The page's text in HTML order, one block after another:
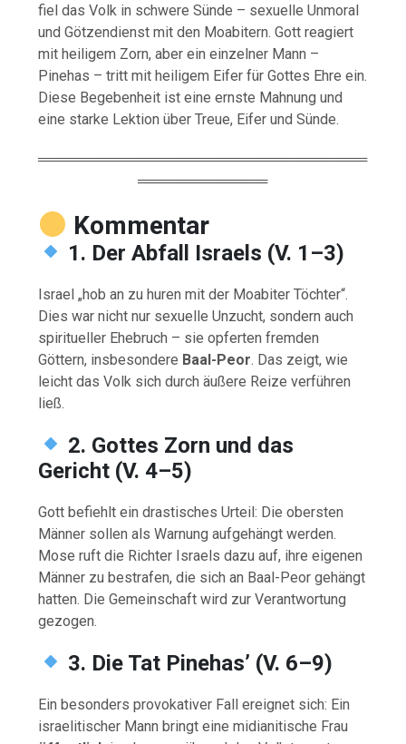
fiel das Volk in schwere Sünde – sexuelle Unmoral
und Götzendienst mit den Moabitern. Gott reagiert
mit heiligem Zorn, aber ein einzelner Mann –
Pinehas – tritt mit heiligem Eifer für Gottes Ehre ein.
Diese Begebenheit ist eine ernste Mahnung und
eine starke Lektion über Treue, Eifer und Sünde.
═════════════════════════════════
═════════════
Kommentar
1. Der Abfall Israels (V. 1–3)
Israel „hob an zu huren mit der Moabiter Töchter“.
Dies war nicht nur sexuelle Unzucht, sondern auch
spiritueller Ehebruch – sie opferten fremden
Göttern, insbesondere Baal-Peor. Das zeigt, wie
leicht das Volk sich durch äußere Reize verführen
ließ.
2. Gottes Zorn und das
Gericht (V. 4–5)
Gott befiehlt ein drastisches Urteil: Die obersten
Männer sollen als Warnung aufgehängt werden.
Mose ruft die Richter Israels dazu auf, ihre eigenen
Männer zu bestrafen, die sich an Baal-Peor gehängt
hatten. Die Gemeinschaft wird zur Verantwortung
gezogen.
3. Die Tat Pinehas’ (V. 6–9)
Ein besonders provokativer Fall ereignet sich: Ein
israelitischer Mann bringt eine midianitische Frau